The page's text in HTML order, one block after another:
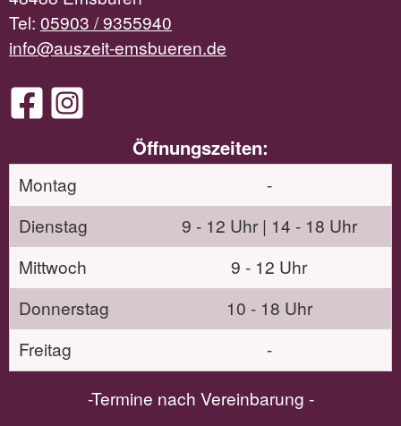
Tel: 05903 / 9355940
info@auszeit-emsbueren.de
Öffnungszeiten:
Montag
-
Dienstag
9 - 12 Uhr | 14 - 18 Uhr
Mittwoch
9 - 12 Uhr
Donnerstag
10 - 18 Uhr
Freitag
-
-Termine nach Vereinbarung -